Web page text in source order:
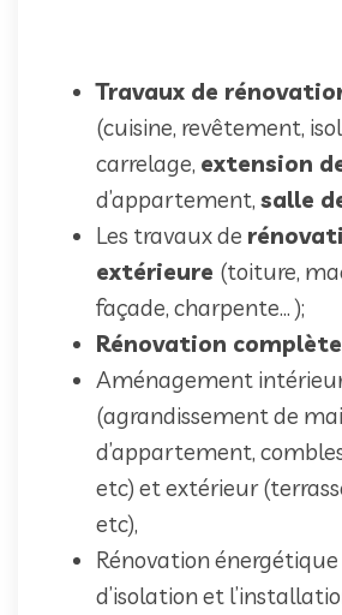
Travaux de
(cuisine, revêtement,
carrelage, extension
d’appartement, salle
Les travaux de
extérieure (toiture,
façade, charpente… );
Rénovation
Aménagement
(agrandissement de
d’appartement,
etc) et extérieur
etc),
Rénovation
d’isolation et